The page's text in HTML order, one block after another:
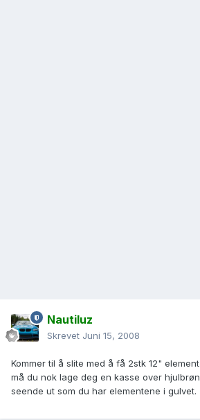
Nautiluz
Skrevet Juni 15, 2008
Kommer til å slite med å få 2stk 12"
må du nok lage deg en kasse over
seende ut som du har elementene i gulvet.